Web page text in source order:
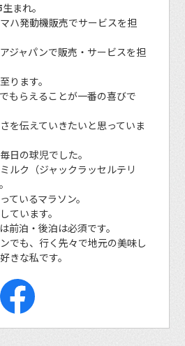
まれ。
ハ発動機販売でサービスを担
ジャパンで販売・サービスを担
ります。
もらえることが一番の喜びで
を伝えていきたいと思っていま
日の球児でした。
ルク（ジャックラッセルテリ
ているマラソン。
ています。
前泊・後泊は必須です。
でも、行く先々で地元の美味し
きな私です。